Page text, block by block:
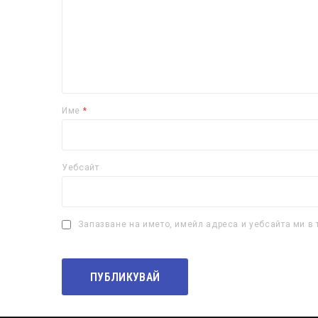
Име *
Уебсайт
Запазване на името, имейл адреса и уебсайта ми в